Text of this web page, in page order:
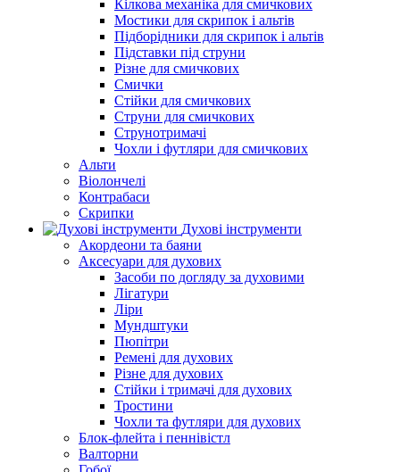
Кілкова механіка для смичкових
Мостики для скрипок і альтів
Підборiдники для скрипок і альтів
Підставки під струни
Різне для смичкових
Смички
Стійки для смичкових
Струни для смичкових
Струнотримачі
Чохли і футляри для смичкових
Альти
Віолончелі
Контрабаси
Скрипки
Духові інструменти
Акордеони та баяни
Аксесуари для духових
Засоби по догляду за духовими
Лігатури
Ліри
Мундштуки
Пюпітри
Ремені для духових
Різне для духових
Стійки і тримачі для духових
Тростини
Чохли та футляри для духових
Блок-флейта і пеннівістл
Валторни